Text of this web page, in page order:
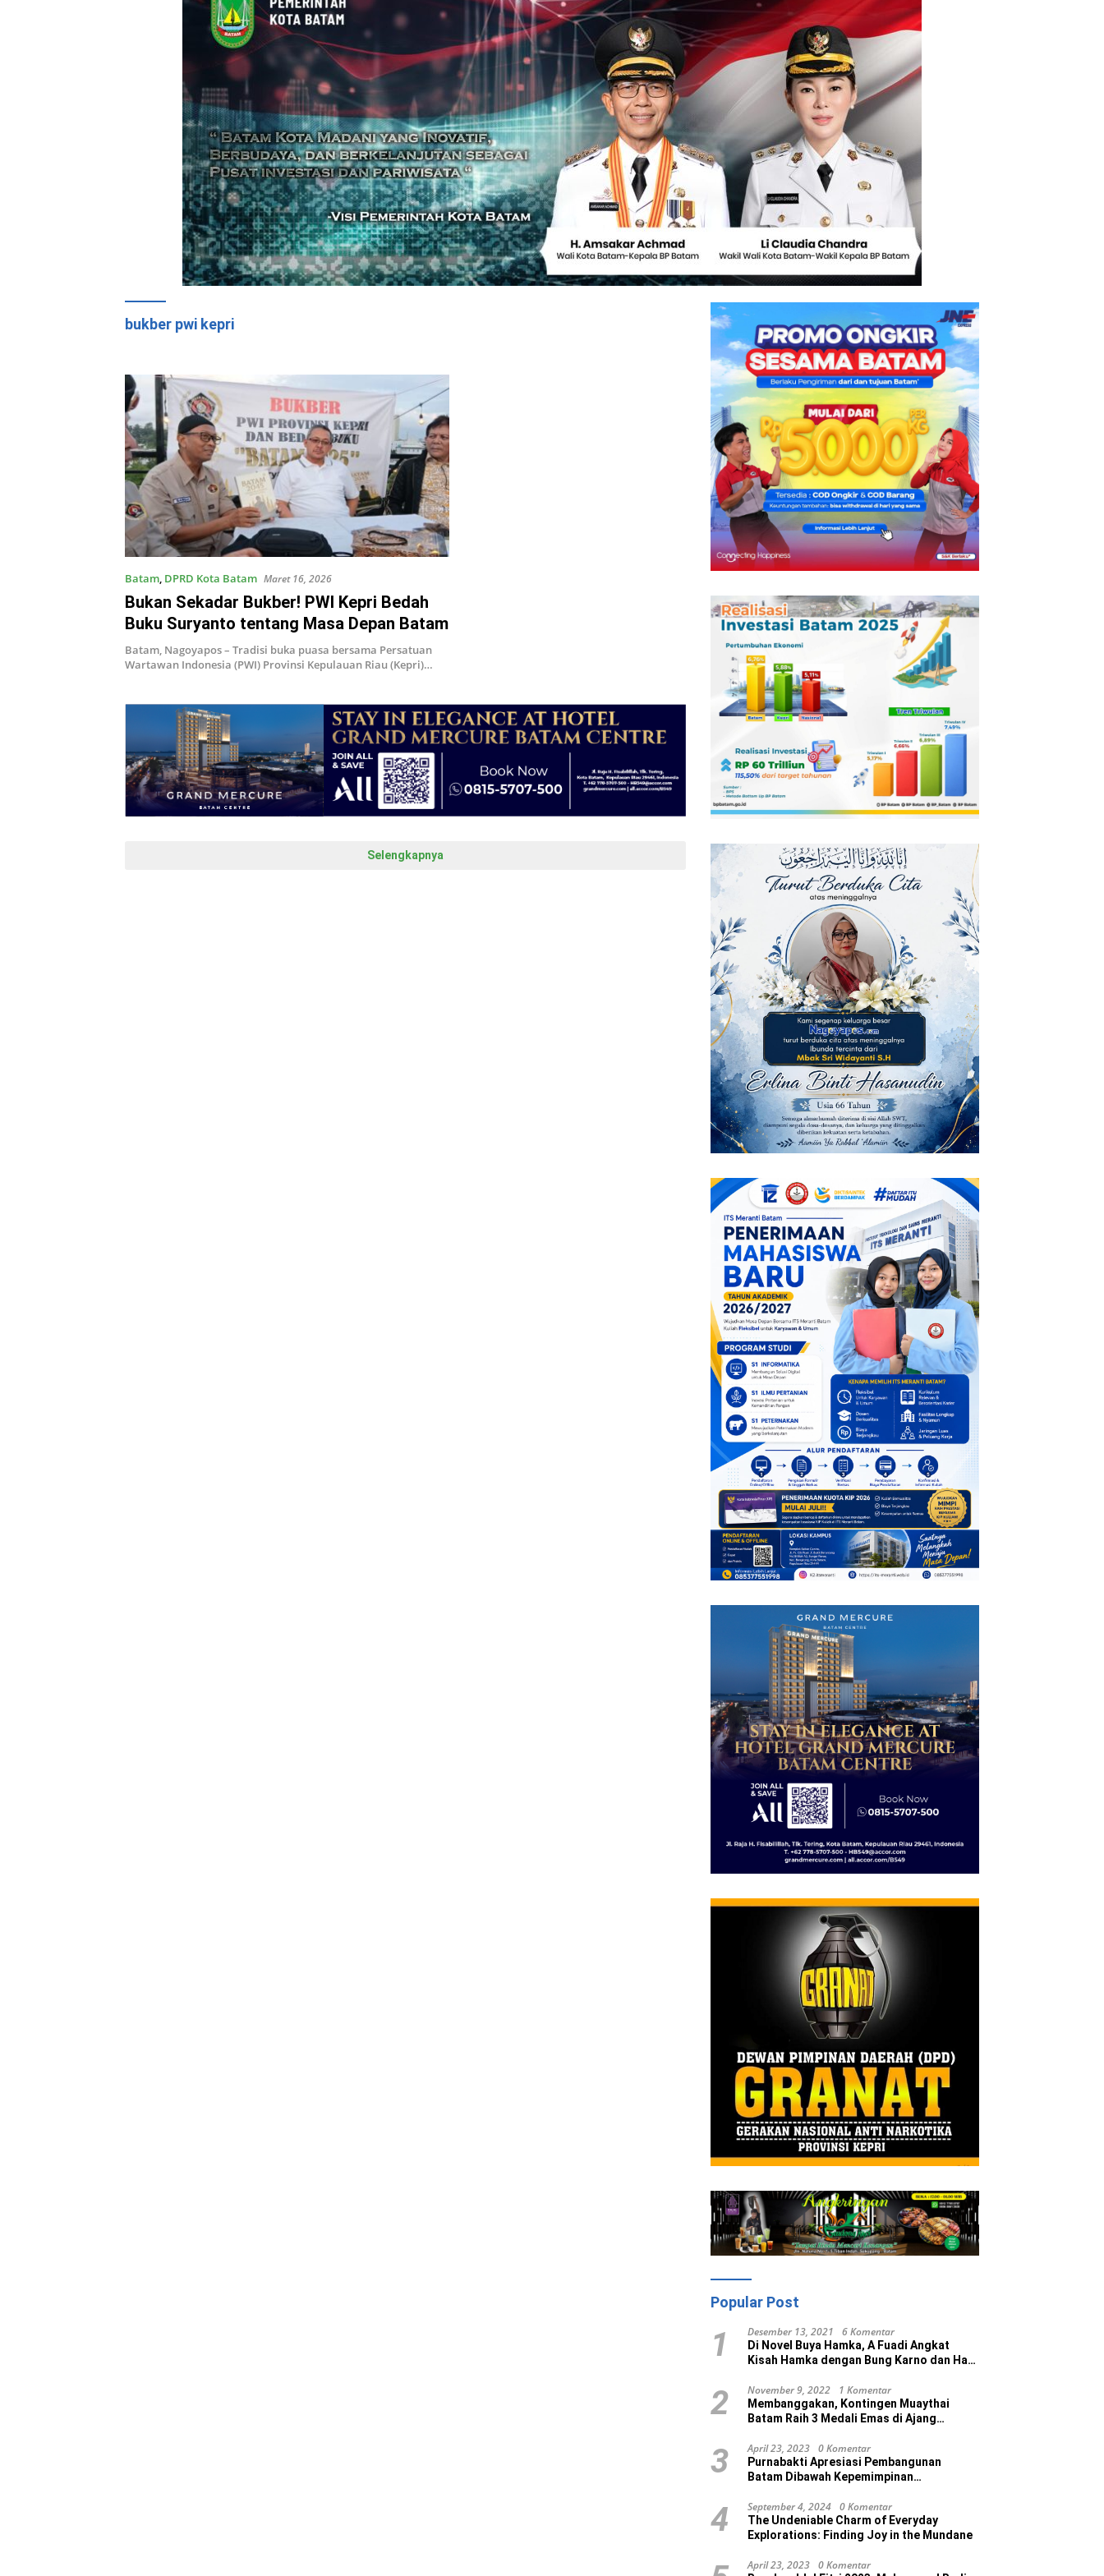
bukber pwi kepri
Batam, DPRD Kota Batam Maret 16, 2026
Bukan Sekadar Bukber! PWI Kepri Bedah
Buku Suryanto tentang Masa Depan Batam
Batam, Nagoyapos – Tradisi buka puasa bersama Persatuan
Wartawan Indonesia (PWI) Provinsi Kepulauan Riau (Kepri)…
Selengkapnya
Popular Post
1 Desember 13, 2021 6 Komentar
Di Novel Buya Hamka, A Fuadi Angkat
Kisah Hamka dengan Bung Karno dan Haji
2 November 9, 2022 1 Komentar
Membanggakan, Kontingen Muaythai
Batam Raih 3 Medali Emas di Ajang
3 April 23, 2023 0 Komentar
Purnabakti Apresiasi Pembangunan
Batam Dibawah Kepemimpinan
4 September 4, 2024 0 Komentar
The Undeniable Charm of Everyday
Explorations: Finding Joy in the Mundane
April 23, 2023 0 Komentar